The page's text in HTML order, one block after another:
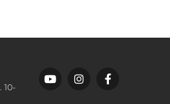
10-